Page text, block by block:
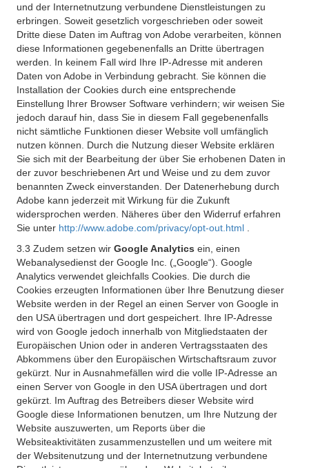
und der Internetnutzung verbundene Dienstleistungen zu
erbringen. Soweit gesetzlich vorgeschrieben oder soweit
Dritte diese Daten im Auftrag von Adobe verarbeiten, können
diese Informationen gegebenenfalls an Dritte übertragen
werden. In keinem Fall wird Ihre IP-Adresse mit anderen
Daten von Adobe in Verbindung gebracht. Sie können die
Installation der Cookies durch eine entsprechende
Einstellung Ihrer Browser Software verhindern; wir weisen Sie
jedoch darauf hin, dass Sie in diesem Fall gegebenenfalls
nicht sämtliche Funktionen dieser Website voll umfänglich
nutzen können. Durch die Nutzung dieser Website erklären
Sie sich mit der Bearbeitung der über Sie erhobenen Daten in
der zuvor beschriebenen Art und Weise und zu dem zuvor
benannten Zweck einverstanden. Der Datenerhebung durch
Adobe kann jederzeit mit Wirkung für die Zukunft
widersprochen werden. Näheres über den Widerruf erfahren
Sie unter http://www.adobe.com/privacy/opt-out.html
3.3 Zudem setzen wir Google Analytics ein, einen
Webanalysedienst der Google Inc. („Google“). Google
Analytics verwendet gleichfalls Cookies. Die durch die
Cookies erzeugten Informationen über Ihre Benutzung dieser
Website werden in der Regel an einen Server von Google in
den USA übertragen und dort gespeichert. Ihre IP-Adresse
wird von Google jedoch innerhalb von Mitgliedstaaten der
Europäischen Union oder in anderen Vertragsstaaten des
Abkommens über den Europäischen Wirtschaftsraum zuvor
gekürzt. Nur in Ausnahmefällen wird die volle IP-Adresse an
einen Server von Google in den USA übertragen und dort
gekürzt. Im Auftrag des Betreibers dieser Website wird
Google diese Informationen benutzen, um Ihre Nutzung der
Website auszuwerten, um Reports über die
Websiteaktivitäten zusammenzustellen und um weitere mit
der Websitenutzung und der Internetnutzung verbundene